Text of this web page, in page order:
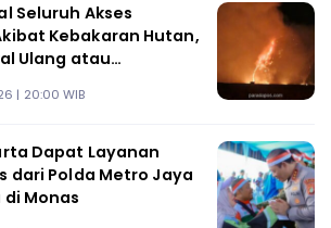
Seluruh Akses
Kebakaran Hutan,
Ulang atau
| 20:00 WIB
Dapat Layanan
dari Polda Metro Jaya
Monas